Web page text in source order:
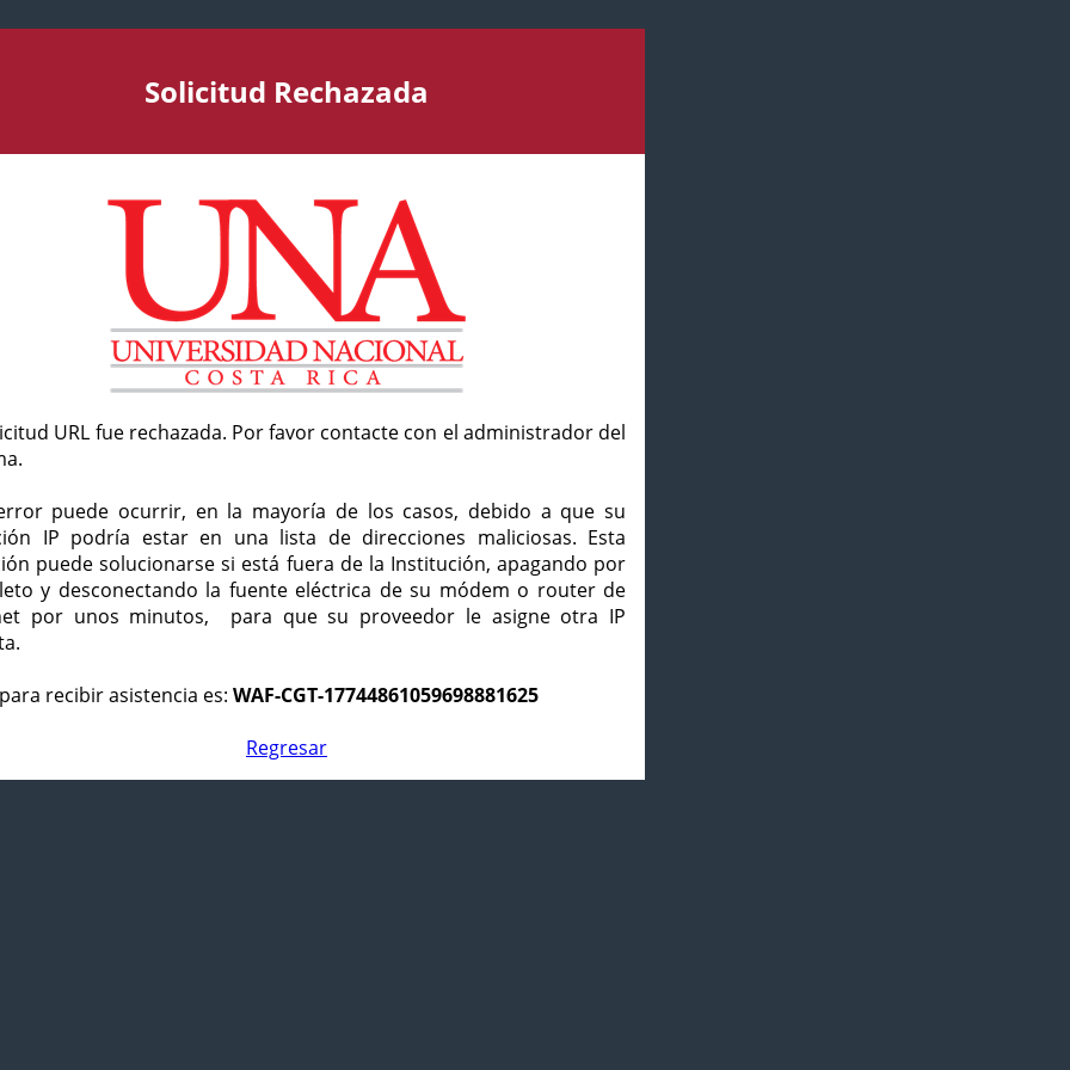
Solicitud Rechazada
URL fue rechazada. Por favor contacte con el administrador del
puede ocurrir, en la mayoría de los casos, debido a que su
IP podría estar en una lista de direcciones maliciosas. Esta
puede solucionarse si está fuera de la Institución, apagando por
y desconectando la fuente eléctrica de su módem o router de
por unos minutos, para que su proveedor le asigne otra IP
recibir asistencia es: WAF-CGT-17744861059698881625
Regresar